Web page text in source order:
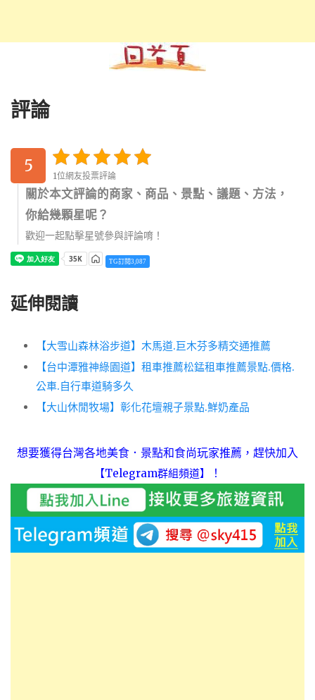
評論
5
1位網友投票評論
關於本文評論的商家、商品、景點、議題、方法，
你給幾顆星呢？
歡迎一起點擊星號參與評論唷！
TG訂閱3,087
延伸閱讀
【大雪山森林浴步道】木馬道.巨木芬多精交通推薦
【台中潭雅神綠園道】租車推薦松錳租車推薦景點.價格.
公車.自行車道騎多久
【大山休閒牧場】彰化花壇親子景點.鮮奶產品
想要獲得台灣各地美食．景點和食尚玩家推薦，趕快加入
【Telegram群組頻道】 ！